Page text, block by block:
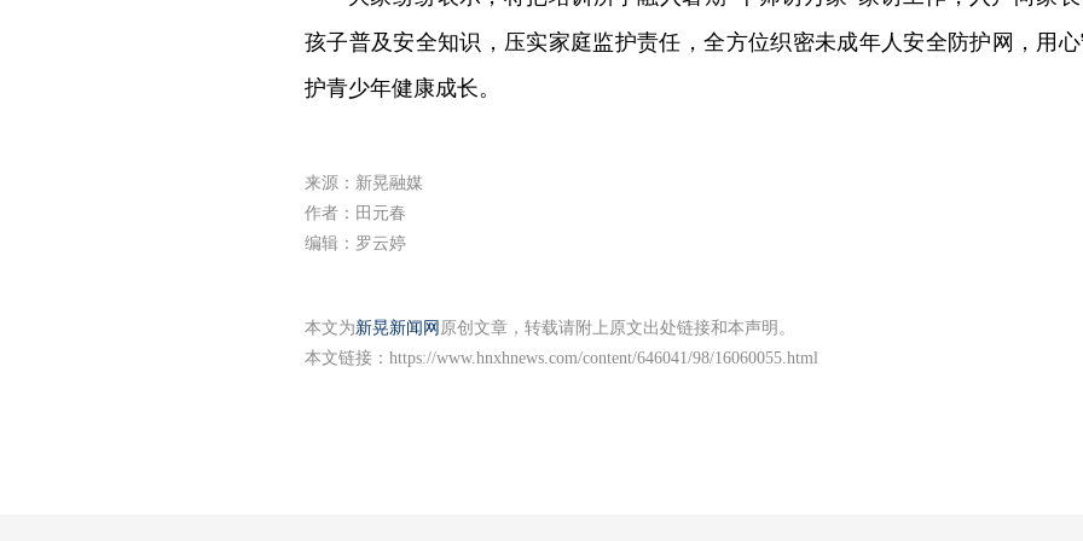
孩子普及安全知识，压实家庭监护责任，全方位织密未成年人安全防护网，用
护青少年健康成长。
来源：新晃融媒
作者：田元春
编辑：罗云婷
本文为新晃新闻网 原创文章，转载请附上原文出处链接和本声明。
本文链接： https://www.hnxhnews.com/content/646041/98/16060055.html